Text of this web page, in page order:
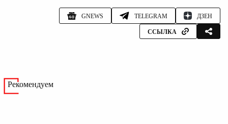
GNEWS TELEGRAM ДЗЕН
ССЫЛКА
Рекомендуем